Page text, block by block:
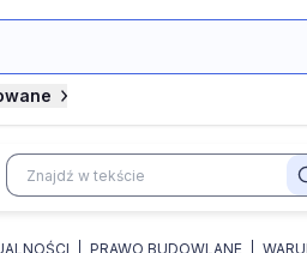
PRAWO BUDOWLANE